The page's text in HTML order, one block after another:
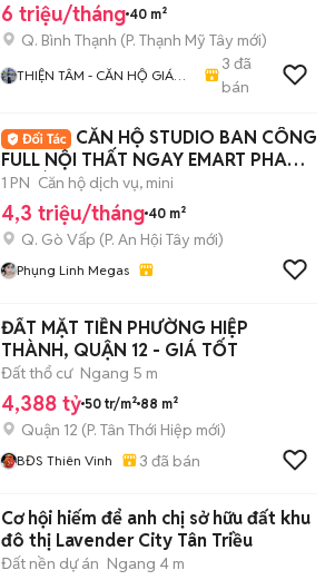
6 triệu/tháng 40 m²
Q. Bình Thạnh (P. Thạnh Mỹ Tây mới)
THIỆN TÂM - CĂN HỘ GIÁ
3 đã
bán
CĂN HỘ STUDIO BAN CÔNG
FULL NỘI THẤT NGAY EMART PHAN
HUY ÍCH
1 PN Căn hộ dịch vụ, mini
4,3 triệu/tháng 40 m²
Q. Gò Vấp (P. An Hội Tây mới)
Phụng Linh Megas
ĐẤT MẶT TIỀN PHƯỜNG HIỆP
THÀNH, QUẬN 12 - GIÁ TỐT
Đất thổ cư Ngang 5 m
4,388 tỷ 50 tr/m² 88 m²
Quận 12 (P. Tân Thới Hiệp mới)
BĐS Thiên Vinh 3 đã bán
Cơ hội hiếm để anh chị sở hữu đất khu
đô thị Lavender City Tân Triều
Đất nền dự án Ngang 4 m